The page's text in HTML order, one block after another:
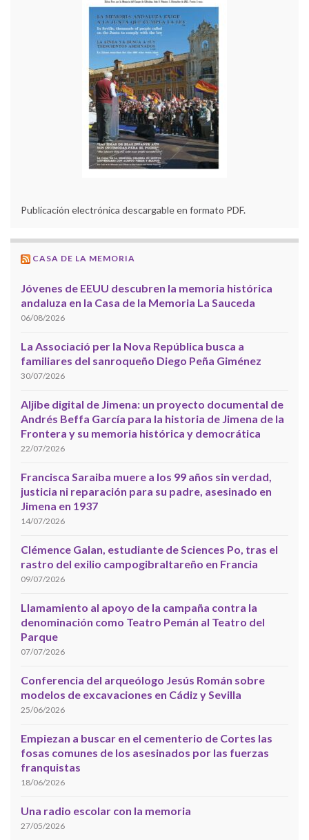
Publicación electrónica descargable en formato PDF.
CASA DE LA MEMORIA
Jóvenes de EEUU descubren la memoria histórica
andaluza en la Casa de la Memoria La Sauceda
06/08/2026
La Associació per la Nova República busca a
familiares del sanroqueño Diego Peña Giménez
30/07/2026
Aljibe digital de Jimena: un proyecto documental de
Andrés Beffa García para la historia de Jimena de la
Frontera y su memoria histórica y democrática
22/07/2026
Francisca Saraiba muere a los 99 años sin verdad,
justicia ni reparación para su padre, asesinado en
Jimena en 1937
14/07/2026
Clémence Galan, estudiante de Sciences Po, tras el
rastro del exilio campogibraltareño en Francia
09/07/2026
Llamamiento al apoyo de la campaña contra la
denominación como Teatro Pemán al Teatro del
Parque
07/07/2026
Conferencia del arqueólogo Jesús Román sobre
modelos de excavaciones en Cádiz y Sevilla
25/06/2026
Empiezan a buscar en el cementerio de Cortes las
fosas comunes de los asesinados por las fuerzas
franquistas
18/06/2026
Una radio escolar con la memoria
27/05/2026